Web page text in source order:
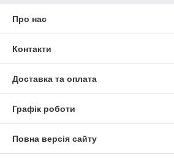
Про нас
Контакти
Доставка та оплата
Графік роботи
Повна версія сайту